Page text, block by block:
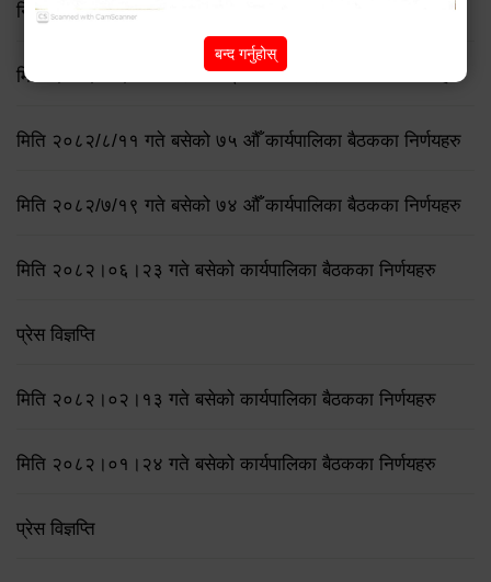
निर्णय
मिति २०८२/८/२१ गते बसेको ७६ औँ कार्यपालिका बैठकका निर्णयहरु
मिति २०८२/८/११ गते बसेको ७५ औँ कार्यपालिका बैठकका निर्णयहरु
मिति २०८२/७/१९ गते बसेको ७४ औँ कार्यपालिका बैठकका निर्णयहरु
मिति २०८२।०६।२३ गते बसेको कार्यपालिका बैठकका निर्णयहरु
प्रेस विज्ञप्ति
मिति २०८२।०२।१३ गते बसेको कार्यपालिका बैठकका निर्णयहरु
मिति २०८२।०१।२४ गते बसेको कार्यपालिका बैठकका निर्णयहरु
प्रेस विज्ञप्ति
बन्द गर्नुहोस्